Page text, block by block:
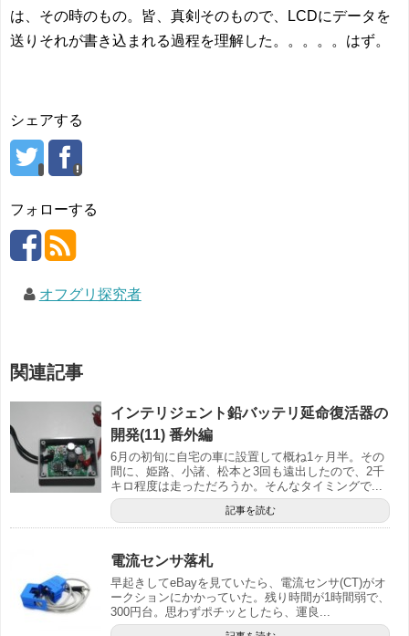
は、その時のもの。皆、真剣そのもので、LCDにデータを
送りそれが書き込まれる過程を理解した。。。。。はず。
シェアする
フォローする
オフグリ探究者
関連記事
インテリジェント鉛バッテリ延命復活器の
開発(11) 番外編
6月の初旬に自宅の車に設置して概ね1ヶ月半。その
間に、姫路、小諸、松本と3回も遠出したので、2千
キロ程度は走っただろうか。そんなタイミングで...
記事を読む
電流センサ落札
早起きしてeBayを見ていたら、電流センサ(CT)がオ
ークションにかかっていた。残り時間が1時間弱で、
300円台。思わずポチッとしたら、運良...